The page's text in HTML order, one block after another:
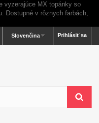
Prihlásiť sa
Slovenčina